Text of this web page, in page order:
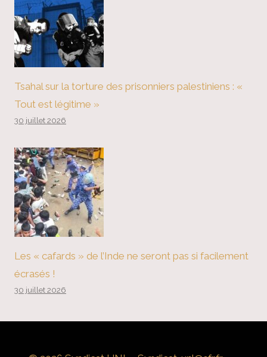
Tsahal sur la torture des prisonniers palestiniens : «
Tout est légitime »
30 juillet 2026
Les « cafards » de l’Inde ne seront pas si facilement
écrasés !
30 juillet 2026